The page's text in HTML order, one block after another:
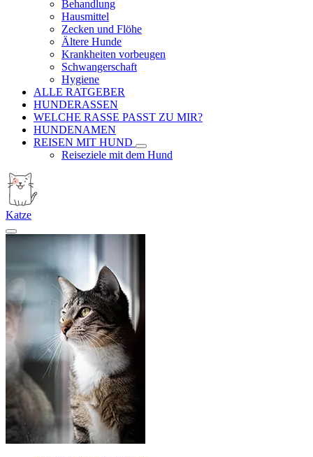
Behandlung
Hausmittel
Zecken und Flöhe
Ältere Hunde
Krankheiten vorbeugen
Schwangerschaft
Hygiene
ALLE RATGEBER
HUNDERASSEN
WELCHE RASSE PASST ZU MIR?
HUNDENAMEN
REISEN MIT HUND
Reiseziele mit dem Hund
Katze